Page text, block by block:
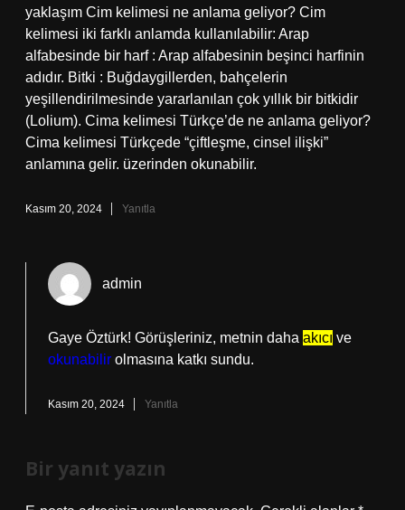
yaklaşım Cim kelimesi ne anlama geliyor? Cim
kelimesi iki farklı anlamda kullanılabilir: Arap
alfabesinde bir harf : Arap alfabesinin beşinci harfinin
adıdır. Bitki : Buğdaygillerden, bahçelerin
yeşillendirilmesinde yararlanılan çok yıllık bir bitkidir
(Lolium). Cima kelimesi Türkçe’de ne anlama geliyor?
Cima kelimesi Türkçede “çiftleşme, cinsel ilişki”
anlamına gelir. üzerinden okunabilir.
Kasım 20, 2024 Yanıtla
admin
Gaye Öztürk! Görüşleriniz, metnin daha akıcı ve
okunabilir olmasına katkı sundu.
Kasım 20, 2024 Yanıtla
Bir yanıt yazın